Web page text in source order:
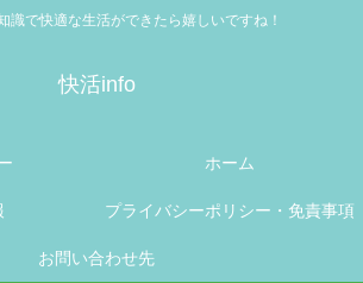
識で快適な生活ができたら嬉しいですね！
快活info
ホーム
プライバシーポリシー・免責事項
お問い合わせ先